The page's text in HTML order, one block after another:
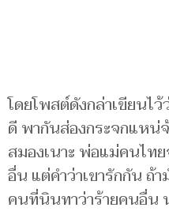
โดยโพสต์ดังกล่าเขียน
ดี พากันส่องกระจกแหน่
สมองเนาะ พ่อแม่คนไท
อื่น แต่คำว่าเขารักกัน ถ้
คนที่นินทาว่าร้ายคนอื่น